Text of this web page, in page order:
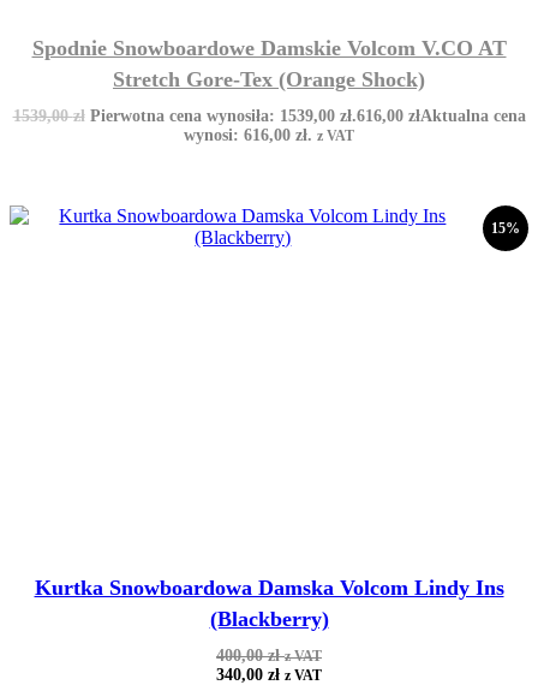
Spodnie Snowboardowe Damskie Volcom V.CO AT
Stretch Gore-Tex (Orange Shock)
1539,00zł Pierwotna cena wynosiła: 1539,00 zł.616,00 złAktualna cena
wynosi: 616,00 zł. z VAT
15%
Kurtka Snowboardowa Damska Volcom Lindy Ins
(Blackberry)
400,00zł z VAT
340,00 zł z VAT